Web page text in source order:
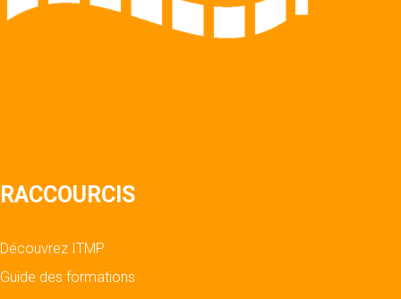
RACCOURCIS
Découvrez ITMP
Guide des formations